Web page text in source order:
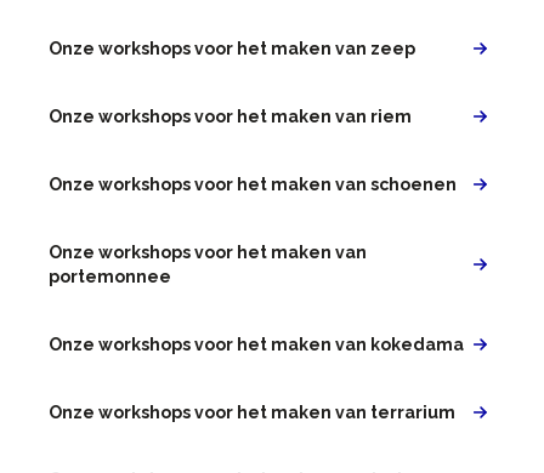
Onze workshops voor het maken van zeep
Onze workshops voor het maken van riem
Onze workshops voor het maken van schoenen
Onze workshops voor het maken van
portemonnee
Onze workshops voor het maken van kokedama
Onze workshops voor het maken van terrarium